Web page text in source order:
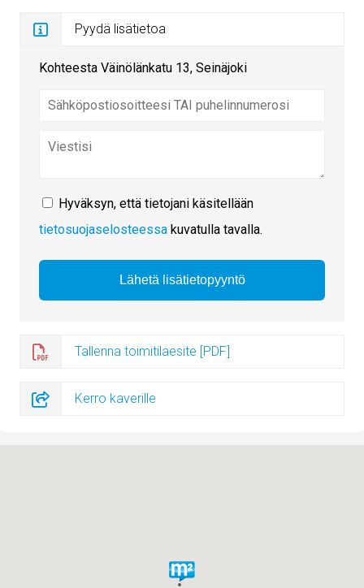
Pyydä lisätietoa
Kohteesta Väinölänkatu 13, Seinäjoki
Hyväksyn, että tietojani käsitellään
tietosuojaselosteessa kuvatulla tavalla.
Tallenna toimitilaesite [PDF]
Kerro kaverille